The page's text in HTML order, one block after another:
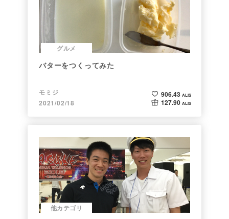
グルメ
バターをつくってみた
モミジ
2021/02/18
906.43 ALIS
127.90 ALIS
他カテゴリ